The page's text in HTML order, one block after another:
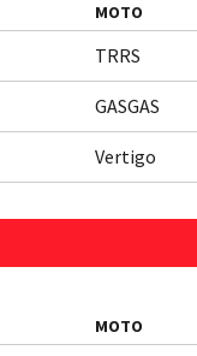
MOTO
TRRS
GASGAS
Vertigo
MOTO